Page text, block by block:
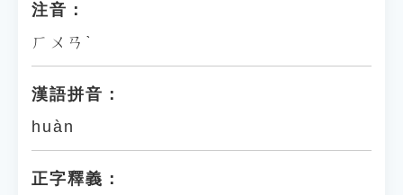
注音：
ㄏㄨㄢˋ
漢語拼音：
huàn
正字釋義：